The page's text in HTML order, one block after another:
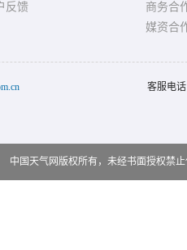
反馈
商务合
媒资合
客服电
中国天气网版权所有，未经书面授权